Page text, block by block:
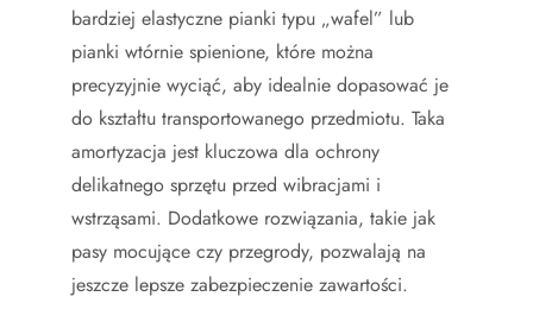
bardziej elastyczne pianki typu „wafel” lub
pianki wtórnie spienione, które można
precyzyjnie wyciąć, aby idealnie dopasować je
do kształtu transportowanego przedmiotu. Taka
amortyzacja jest kluczowa dla ochrony
delikatnego sprzętu przed wibracjami i
wstrząsami. Dodatkowe rozwiązania, takie jak
pasy mocujące czy przegrody, pozwalają na
jeszcze lepsze zabezpieczenie zawartości.